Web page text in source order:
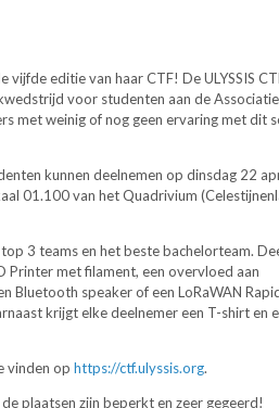
vijfde editie van haar CTF! De ULYSSIS
voor studenten aan de Associatie
met weinig of nog geen ervaring met dit
kunnen deelnemen op dinsdag 22
01.100 van het Quadrivium
3 teams en het beste bachelorteam.
Printer met filament, een overvloed aan
Bluetooth speaker of een LoRaWAN
krijgt elke deelnemer een T-shirt en
vinden op https://ctf.ulyssis.org.
plaatsen zijn beperkt en zeer gegeerd!